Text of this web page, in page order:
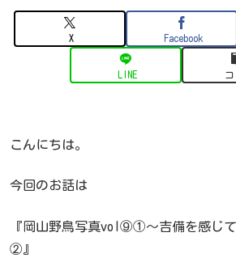
X Facebook
LINE
こんにちは。
今回のお話は
『岡山野鳥写真vol⑨①～吉備を感じ
②』